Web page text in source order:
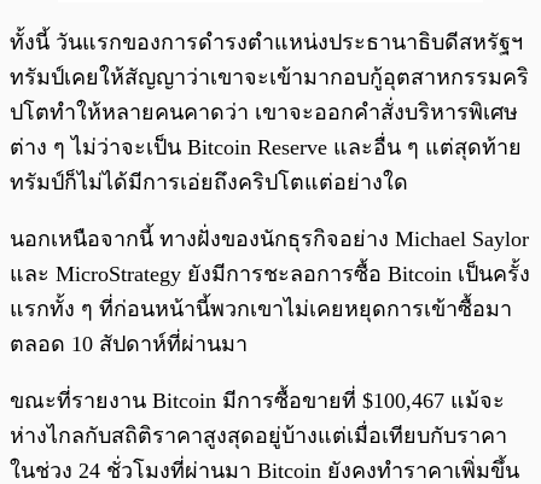
ทั้งนี้ วันแรกของการดำรงตำแหน่งประธานาธิบดีสหรัฐฯ
ทรัมป์เคยให้สัญญาว่าเขาจะเข้ามากอบกู้อุตสาหกรรมคริ
ปโตทำให้หลายคนคาดว่า เขาจะออกคำสั่งบริหารพิเศษ
ต่าง ๆ ไม่ว่าจะเป็น Bitcoin Reserve และอื่น ๆ แต่สุดท้าย
ทรัมป์ก็ไม่ได้มีการเอ่ยถึงคริปโตแต่อย่างใด
นอกเหนือจากนี้ ทางฝั่งของนักธุรกิจอย่าง Michael Saylor
และ MicroStrategy ยังมีการชะลอการซื้อ Bitcoin เป็นครั้ง
แรกทั้ง ๆ ที่ก่อนหน้านี้พวกเขาไม่เคยหยุดการเข้าซื้อมา
ตลอด 10 สัปดาห์ที่ผ่านมา
ขณะที่รายงาน Bitcoin มีการซื้อขายที่ $100,467 แม้จะ
ห่างไกลกับสถิติราคาสูงสุดอยู่บ้างแต่เมื่อเทียบกับราคา
ในช่วง 24 ชั่วโมงที่ผ่านมา Bitcoin ยังคงทำราคาเพิ่มขึ้น